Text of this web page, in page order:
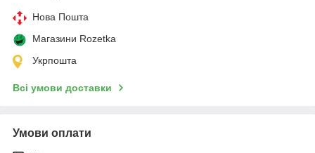
Нова Пошта
Магазини Rozetka
Укрпошта
Всі умови доставки
Умови оплати